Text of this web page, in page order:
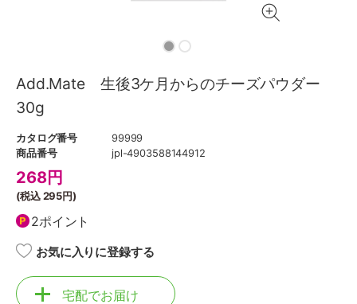
Add.Mate 生後3ケ月からのチーズパウダー
30g
カタログ番号
99999
商品番号
jpl-4903588144912
268円
(税込295円)
2ポイント
お気に入りに登録する
宅配でお届け